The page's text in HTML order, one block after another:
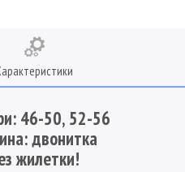
46-50, 52-56
двонитка
жилетки!